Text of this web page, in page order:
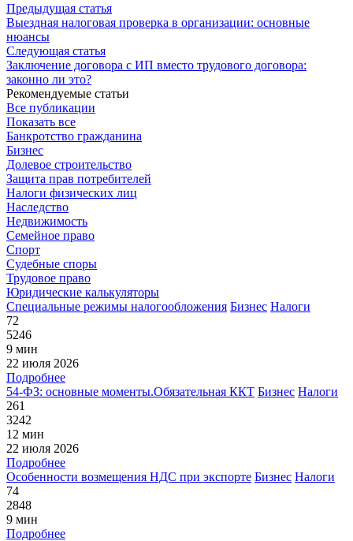
Предыдущая статья
Выездная налоговая проверка в организации: основные
нюансы
Следующая статья
Заключение договора с ИП вместо трудового договора:
законно ли это?
Рекомендуемые статьи
Все публикации
Показать все
Банкротство гражданина
Бизнес
Долевое строительство
Защита прав потребителей
Налоги физических лиц
Наследство
Недвижимость
Семейное право
Спорт
Судебные споры
Трудовое право
Юридические калькуляторы
Специальные режимы налогообложения Бизнес Налоги
72
5246
9 мин
22 июля 2026
Подробнее
54-ФЗ: основные моменты.Обязательная ККТ Бизнес Налоги
261
3242
12 мин
22 июля 2026
Подробнее
Особенности возмещения НДС при экспорте Бизнес Налоги
74
2848
9 мин
Подробнее